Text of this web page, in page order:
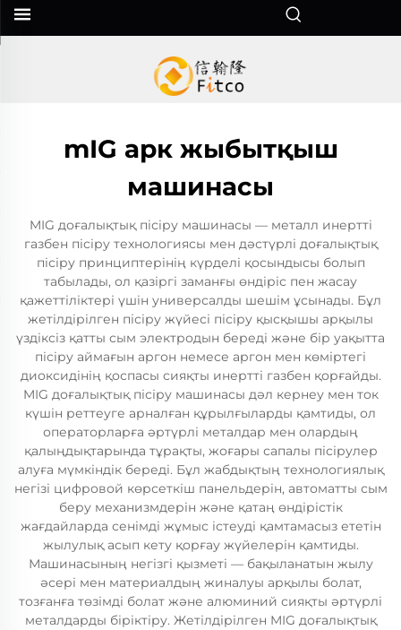
mIG арк жыбытқыш
машинасы
MIG доғалықтық пісіру машинасы — металл инертті
газбен пісіру технологиясы мен дәстүрлі доғалықтық
пісіру принциптерінің күрделі қосындысы болып
табылады, ол қазіргі заманғы өндіріс пен жасау
қажеттіліктері үшін универсалды шешім ұсынады. Бұл
жетілдірілген пісіру жүйесі пісіру қысқышы арқылы
үздіксіз қатты сым электродын береді және бір уақытта
пісіру аймағын аргон немесе аргон мен көміртегі
диоксидінің қоспасы сияқты инертті газбен қорғайды.
MIG доғалықтық пісіру машинасы дәл кернеу мен ток
күшін реттеуге арналған құрылғыларды қамтиды, ол
операторларға әртүрлі металдар мен олардың
қалыңдықтарында тұрақты, жоғары сапалы пісірулер
алуға мүмкіндік береді. Бұл жабдықтың технологиялық
негізі цифровой көрсеткіш панельдерін, автоматты сым
беру механизмдерін және қатаң өндірістік
жағдайларда сенімді жұмыс істеуді қамтамасыз ететін
жылулық асып кету қорғау жүйелерін қамтиды.
Машинасының негізгі қызметі — бақыланатын жылу
әсері мен материалдың жиналуы арқылы болат,
тозғанға төзімді болат және алюминий сияқты әртүрлі
металдарды біріктіру. Жетілдірілген MIG доғалықтық